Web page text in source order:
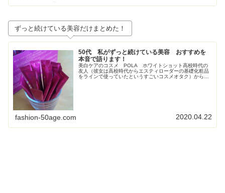
ずっと続けている美容だけまとめた！
50代 私がずっと続けている美容 おすすめを
本音で語ります！
美白ケアのコスメ POLA ホワイトショット高校時代の
友人（彼女は高校時代からエスティローダーの基礎化粧品
をラインで使っていたというすごいコスメオタク）からす
fashion-50age.com 2020.04.22